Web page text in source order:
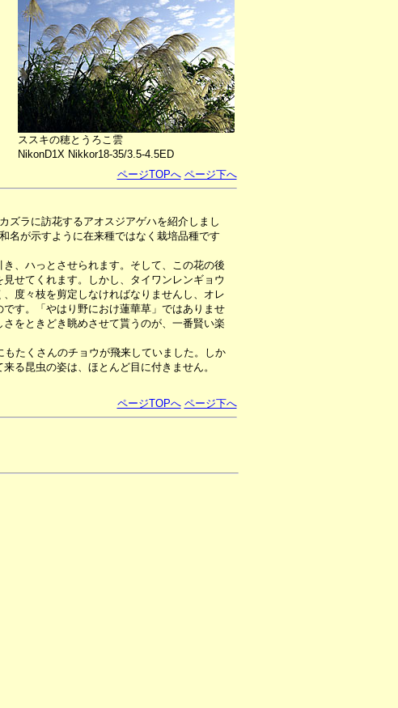
ススキの穂とうろこ雲
NikonD1X Nikkor18-35/3.5-4.5ED
ページTOPへ ページ下へ
ズラに訪花するアオスジアゲハを紹介しまし
名が示すように在来種ではなく栽培品種です
、ハっとさせられます。そして、この花の後
せてくれます。しかし、タイワンレンギョウ
度々枝を剪定しなければなりませんし、オレ
す。「やはり野におけ蓮華草」ではありませ
をときどき眺めさせて貰うのが、一番賢い楽
たくさんのチョウが飛来していました。しか
る昆虫の姿は、ほとんど目に付きません。
ページTOPへ ページ下へ